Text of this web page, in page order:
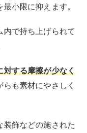
す。
転は衣類に空気を含
。
らにアレルギー持ち
節などでも、洗濯
ます。
せるため、衣類の縮